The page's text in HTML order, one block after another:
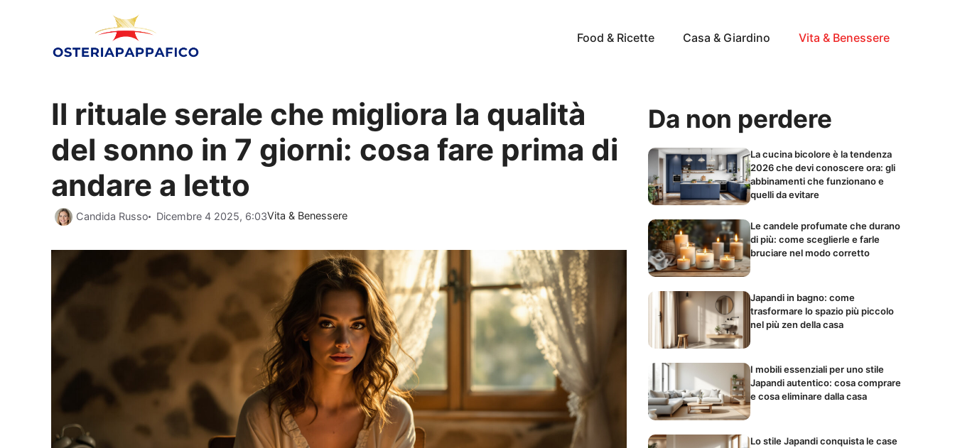
Food & Ricette Casa & Giardino Vita & Benessere
Il rituale serale che migliora la qualità
del sonno in 7 giorni: cosa fare prima di
andare a letto
Candida Russo Dicembre 4 2025, 6:03Categorie
Vita & Benessere
Da non perdere
La cucina bicolore è la tendenza
2026 che devi conoscere ora: gli
abbinamenti che funzionano e
quelli da evitare
Le candele profumate che durano
di più: come sceglierle e farle
bruciare nel modo corretto
Japandi in bagno: come
trasformare lo spazio più piccolo
nel più zen della casa
I mobili essenziali per uno stile
Japandi autentico: cosa comprare
e cosa eliminare dalla casa
Lo stile Japandi conquista le case